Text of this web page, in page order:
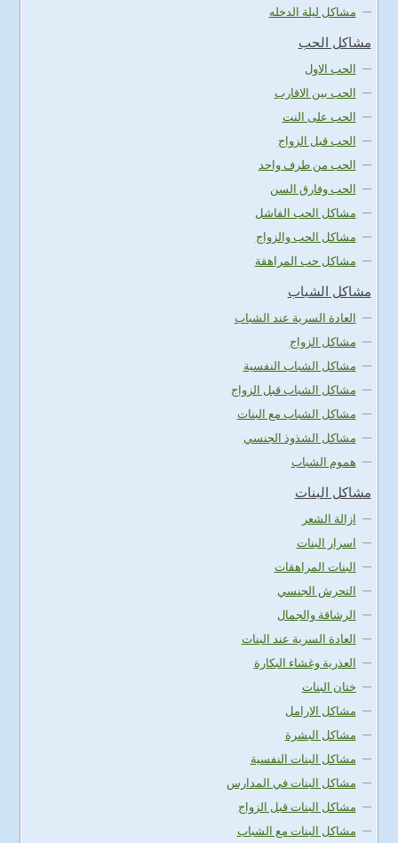
مشاكل ليلة الدخله
مشاكل الحب
الحب الاول
الحب بين الاقارب
الحب على النت
الحب قبل الزواج
الحب من طرف واحد
الحب وفارق السن
مشاكل الحب الفاشل
مشاكل الحب والزواج
مشاكل حب المراهقة
مشاكل الشباب
العادة السرية عند الشباب
مشاكل الزواج
مشاكل الشباب النفسية
مشاكل الشباب قبل الزواج
مشاكل الشباب مع البنات
مشاكل الشذوذ الجنسي
هموم الشباب
مشاكل البنات
ازالة الشعر
اسرار البنات
البنات المراهقات
التحرش الجنسي
الرشاقة والجمال
العادة السرية عند البنات
العذرية وغشاء البكارة
ختان البنات
مشاكل الارامل
مشاكل البشرة
مشاكل البنات النفسية
مشاكل البنات في المدارس
مشاكل البنات قبل الزواج
مشاكل البنات مع الشباب